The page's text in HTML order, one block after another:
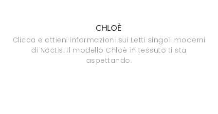
CHLOÈ
Clicca e ottieni informazioni sui Letti singoli moderni
di Noctis! Il modello Chloè in tessuto ti sta
aspettando.